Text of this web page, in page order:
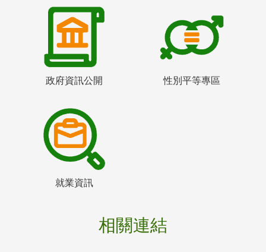
政府資訊公開 性別平等專區
就業資訊
相關連結